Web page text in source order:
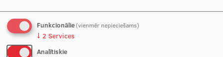
Pētniecības projekti
Zinātnieku brokastis
Funkcionālie(vienmēr nepieciešams)
↓ 2 Services
Analītiskie